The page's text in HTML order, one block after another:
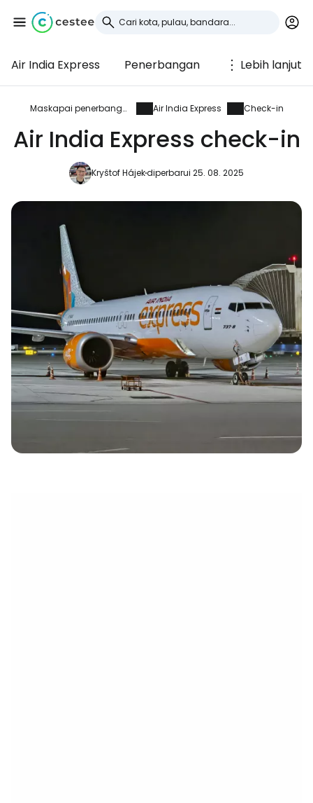
Air India Express Penerbangan Lebih lanjut
Maskapai penerbangan Air India Express Check-in
Air India Express check-in
Kryštof Hájekdiperbarui 25. 08. 2025
Masuk ke Cestee
... komunitas perjalanan di seluruh dunia
Lanjutkan dengan Google